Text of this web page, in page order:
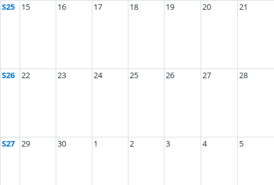
S25 15 16 17 18 19 20 21
S26 22 23 24 25 26 27 28
S27 29 30 1 2 3 4 5